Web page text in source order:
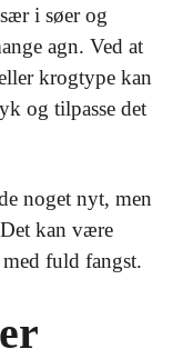
i søer og
agn. Ved at
krogtype kan
og tilpasse det
noget nyt, men
kan være
fuld fangst.